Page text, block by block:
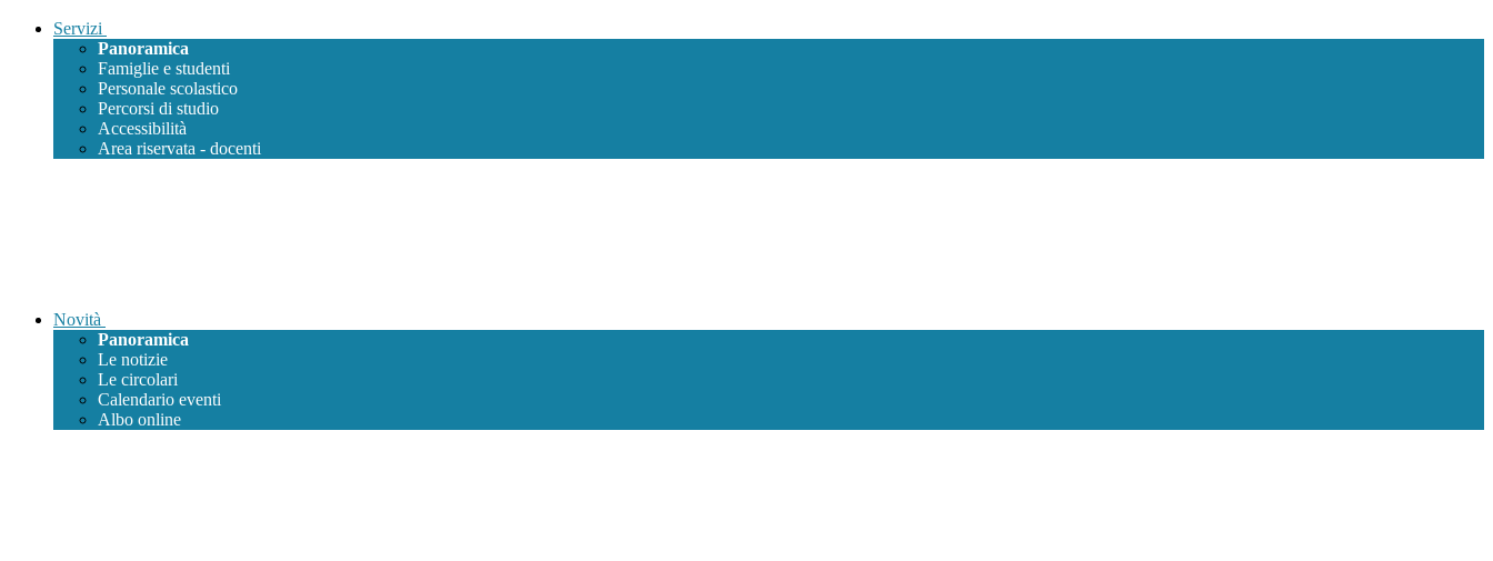
Servizi
Panoramica
Famiglie e studenti
Personale scolastico
Percorsi di studio
Accessibilità
Area riservata - docenti
Novità
Panoramica
Le notizie
Le circolari
Calendario eventi
Albo online